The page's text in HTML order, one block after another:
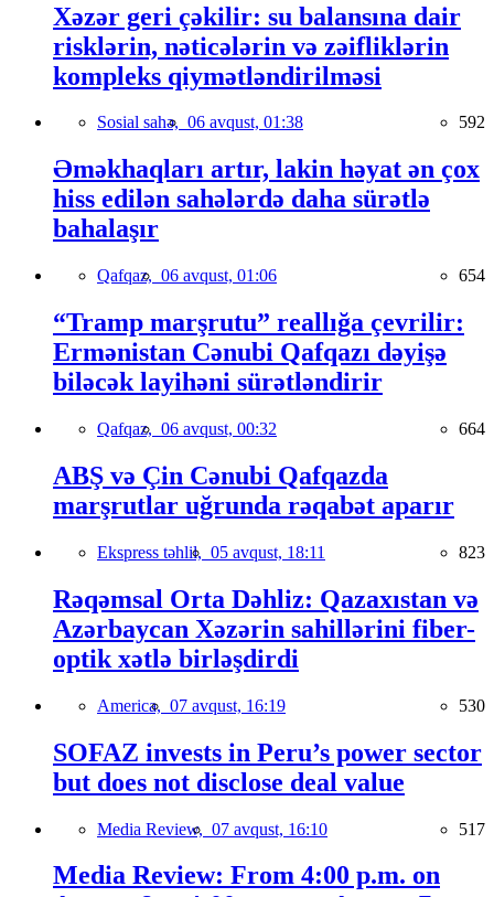
Xəzər geri çəkilir: su balansına dair
risklərin, nəticələrin və zəifliklərin
kompleks qiymətləndirilməsi
Sosial sahə, 06 avqust, 01:38 592
Əməkhaqları artır, lakin həyat ən çox
hiss edilən sahələrdə daha sürətlə
bahalaşır
Qafqaz, 06 avqust, 01:06 654
“Tramp marşrutu” reallığa çevrilir:
Ermənistan Cənubi Qafqazı dəyişə
biləcək layihəni sürətləndirir
Qafqaz, 06 avqust, 00:32 664
ABŞ və Çin Cənubi Qafqazda
marşrutlar uğrunda rəqabət aparır
Ekspress təhlil, 05 avqust, 18:11 823
Rəqəmsal Orta Dəhliz: Qazaxıstan və
Azərbaycan Xəzərin sahillərini fiber-
optik xətlə birləşdirdi
America, 07 avqust, 16:19 530
SOFAZ invests in Peru’s power sector
but does not disclose deal value
Media Review, 07 avqust, 16:10 517
Media Review: From 4:00 p.m. on